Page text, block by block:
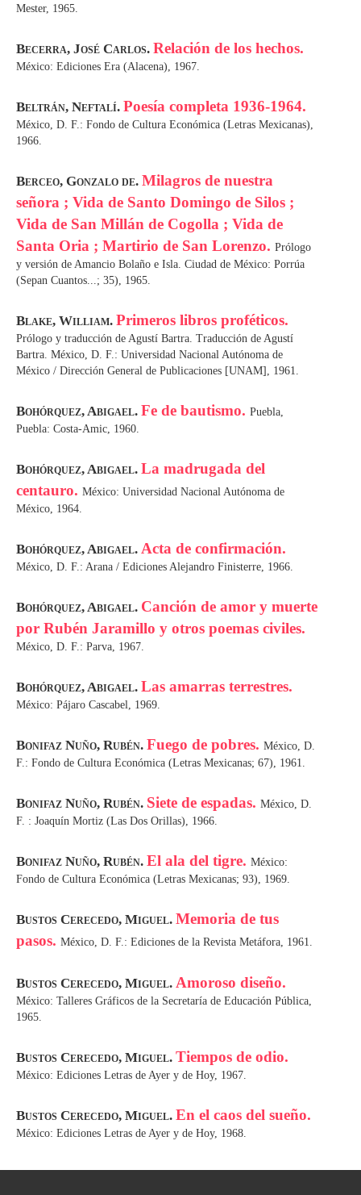
Mester, 1965.
Becerra, José Carlos. Relación de los hechos.
México: Ediciones Era (Alacena), 1967.
Beltrán, Neftalí. Poesía completa 1936-1964.
México, D. F.: Fondo de Cultura Económica (Letras Mexicanas),
1966.
Berceo, Gonzalo de. Milagros de nuestra
señora ; Vida de Santo Domingo de Silos ;
Vida de San Millán de Cogolla ; Vida de
Santa Oria ; Martirio de San Lorenzo. Prólogo
y versión de Amancio Bolaño e Isla. Ciudad de México: Porrúa
(Sepan Cuantos...; 35), 1965.
Blake, William. Primeros libros proféticos.
Prólogo y traducción de Agustí Bartra. Traducción de Agustí
Bartra. México, D. F.: Universidad Nacional Autónoma de
México / Dirección General de Publicaciones [UNAM], 1961.
Bohórquez, Abigael. Fe de bautismo. Puebla,
Puebla: Costa-Amic, 1960.
Bohórquez, Abigael. La madrugada del
centauro. México: Universidad Nacional Autónoma de
México, 1964.
Bohórquez, Abigael. Acta de confirmación.
México, D. F.: Arana / Ediciones Alejandro Finisterre, 1966.
Bohórquez, Abigael. Canción de amor y muerte
por Rubén Jaramillo y otros poemas civiles.
México, D. F.: Parva, 1967.
Bohórquez, Abigael. Las amarras terrestres.
México: Pájaro Cascabel, 1969.
Bonifaz Nuño, Rubén. Fuego de pobres. México, D.
F.: Fondo de Cultura Económica (Letras Mexicanas; 67), 1961.
Bonifaz Nuño, Rubén. Siete de espadas. México, D.
F. : Joaquín Mortiz (Las Dos Orillas), 1966.
Bonifaz Nuño, Rubén. El ala del tigre. México:
Fondo de Cultura Económica (Letras Mexicanas; 93), 1969.
Bustos Cerecedo, Miguel. Memoria de tus
pasos. México, D. F.: Ediciones de la Revista Metáfora, 1961.
Bustos Cerecedo, Miguel. Amoroso diseño.
México: Talleres Gráficos de la Secretaría de Educación Pública,
1965.
Bustos Cerecedo, Miguel. Tiempos de odio.
México: Ediciones Letras de Ayer y de Hoy, 1967.
Bustos Cerecedo, Miguel. En el caos del sueño.
México: Ediciones Letras de Ayer y de Hoy, 1968.